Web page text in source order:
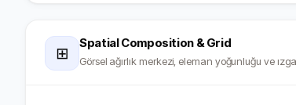
⊞
Spatial Composition & Grid
Görsel ağırlık merkezi, eleman yoğunluğu ve